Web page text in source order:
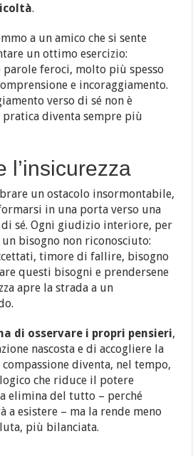
.
a un amico che si sente
un ottimo esercizio:
parole feroci, molto più spesso
e incoraggiamento.
verso di sé non è
diventa sempre più
l’insicurezza
un ostacolo insormontabile,
in una porta verso una
di sé. Ogni giudizio interiore, per
bisogno non riconosciuto:
timore di fallire, bisogno
questi bisogni e prendersene
apre la strada a un
di osservare i propri pensieri,
nascosta e di accogliere la
diventa, nel tempo,
che riduce il potere
elimina del tutto – perché
a esistere – ma la rende meno
più bilanciata.